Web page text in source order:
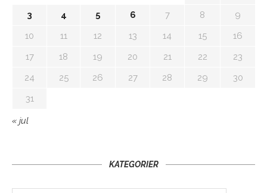
3
4 5 6 7 8
9
10
11 12 13 14 15
16
17
18 19 20 21 22
23
24
25 26 27 28 29
30
31
« jul
KATEGORIER